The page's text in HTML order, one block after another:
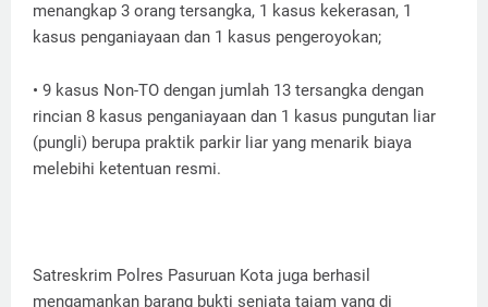
menangkap 3 orang tersangka, 1 kasus kekerasan, 1
kasus penganiayaan dan 1 kasus pengeroyokan;
• 9 kasus Non-TO dengan jumlah 13 tersangka dengan
rincian 8 kasus penganiayaan dan 1 kasus pungutan liar
(pungli) berupa praktik parkir liar yang menarik biaya
melebihi ketentuan resmi.
Satreskrim Polres Pasuruan Kota juga berhasil
mengamankan barang bukti senjata tajam yang di